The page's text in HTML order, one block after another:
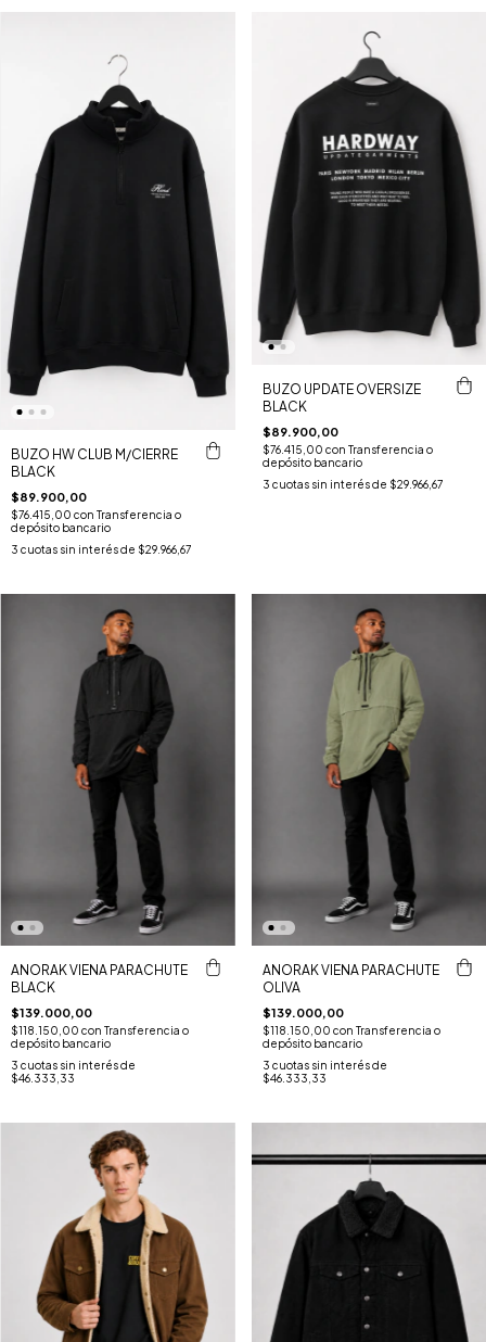
BUZO HW CLUB M/CIERRE
BLACK
$89.900,00
$76.415,00 con Transferencia o
depósito bancario
3 cuotas sin interés de $29.966,67
BUZO UPDATE OVERSIZE
BLACK
$89.900,00
$76.415,00 con Transferencia o
depósito bancario
3 cuotas sin interés de $29.966,67
ANORAK VIENA PARACHUTE
BLACK
$139.000,00
$118.150,00 con Transferencia o
depósito bancario
3 cuotas sin interés de
$46.333,33
ANORAK VIENA PARACHUTE
OLIVA
$139.000,00
$118.150,00 con Transferencia o
depósito bancario
3 cuotas sin interés de
$46.333,33